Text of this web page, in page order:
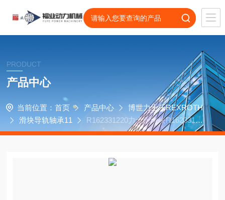
PRODUCT
产品中心
当前位置： 首页 产品中心
博世力士乐REXROTH
滑块导轨轴承11
R162331220力士乐滑块R16233132
0菱商HX400iF卧加轴承